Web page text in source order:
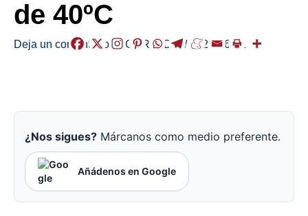
de 40ºC
Deja un comentario /EGURALDIA/ 2026-06-21
¿Nos sigues? Márcanos como medio preferente.
Añádenos en Google